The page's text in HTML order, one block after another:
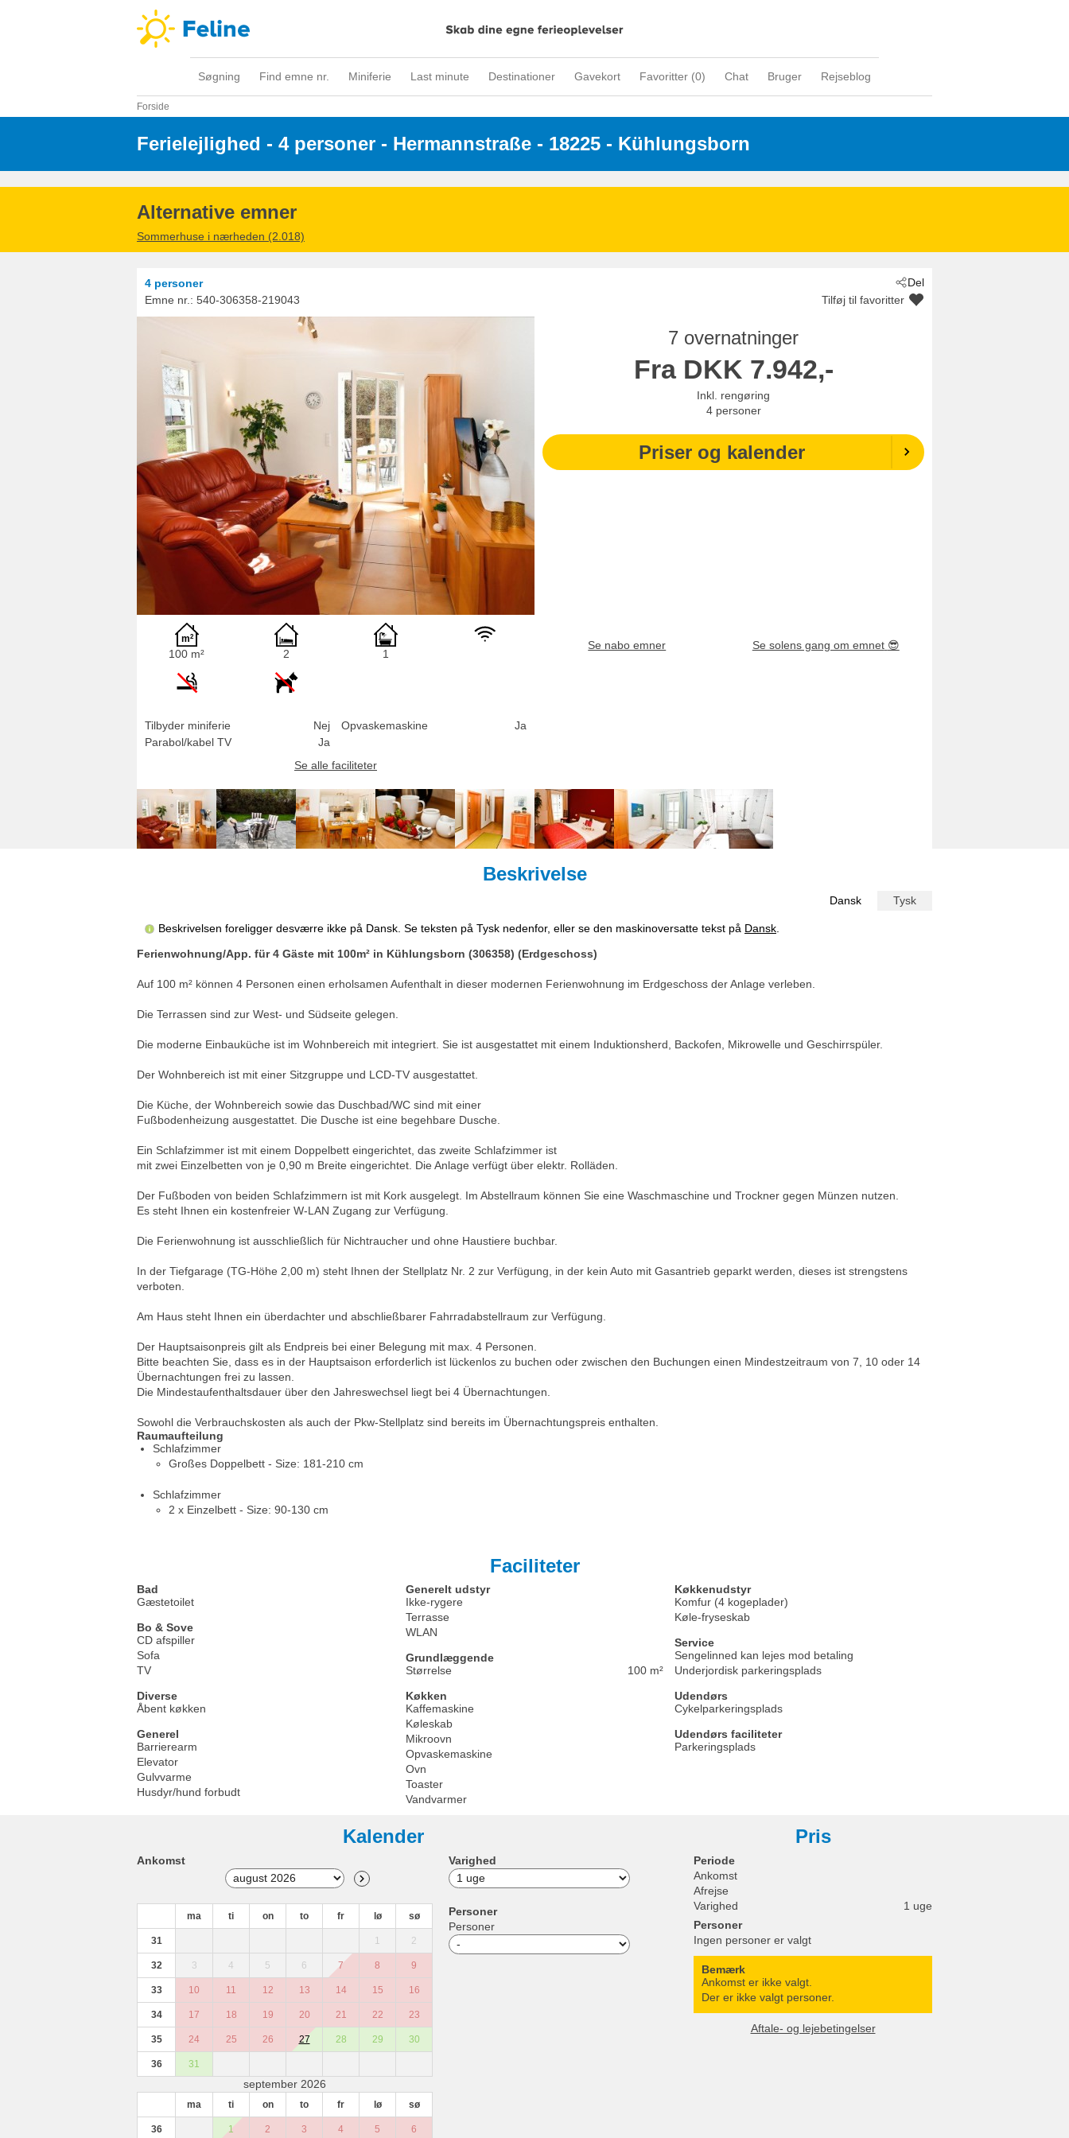
Søgning Find emne nr. Miniferie Last minute Destinationer Gavekort Favoritter (0) Chat Bruger Rejseblog
Forside
Ferielejlighed - 4 personer - Hermannstraße - 18225 - Kühlungsborn
Alternative emner
Sommerhuse i nærheden (2.018)
Del
4 personer
Emne nr.: 540-306358-219043 Tilføj til favoritter
7 overnatninger
Fra DKK 7.942,-
Inkl. rengøring
4 personer
Priser og kalender
100 m² 2 1
Tilbyder miniferie
Nej
Parabol/kabel TV
Ja
Opvaskemaskine Ja
Se alle faciliteter
Se nabo emner Se solens gang om emnet 😎
Beskrivelse
Dansk Tysk
Beskrivelsen foreligger desværre ikke på Dansk. Se teksten på Tysk nedenfor, eller se den maskinoversatte tekst på Dansk
Ferienwohnung/App. für 4 Gäste mit 100m² in Kühlungsborn (306358) (Erdgeschoss)
Auf 100 m² können 4 Personen einen erholsamen Aufenthalt in dieser modernen Ferienwohnung im Erdgeschoss der Anlage verleben.
Die Terrassen sind zur West- und Südseite gelegen.
Die moderne Einbauküche ist im Wohnbereich mit integriert. Sie ist ausgestattet mit einem Induktionsherd, Backofen, Mikrowelle und Geschirrspüler.
Der Wohnbereich ist mit einer Sitzgruppe und LCD-TV ausgestattet.
Die Küche, der Wohnbereich sowie das Duschbad/WC sind mit einer
Fußbodenheizung ausgestattet. Die Dusche ist eine begehbare Dusche.
Ein Schlafzimmer ist mit einem Doppelbett eingerichtet, das zweite Schlafzimmer ist
mit zwei Einzelbetten von je 0,90 m Breite eingerichtet. Die Anlage verfügt über elektr. Rolläden.
Der Fußboden von beiden Schlafzimmern ist mit Kork ausgelegt. Im Abstellraum können Sie eine Waschmaschine und Trockner gegen Münzen nutzen.
Es steht Ihnen ein kostenfreier W-LAN Zugang zur Verfügung.
Die Ferienwohnung ist ausschließlich für Nichtraucher und ohne Haustiere buchbar.
In der Tiefgarage (TG-Höhe 2,00 m) steht Ihnen der Stellplatz Nr. 2 zur Verfügung, in der kein Auto mit Gasantrieb geparkt werden, dieses ist strengstens
verboten.
Am Haus steht Ihnen ein überdachter und abschließbarer Fahrradabstellraum zur Verfügung.
Der Hauptsaisonpreis gilt als Endpreis bei einer Belegung mit max. 4 Personen.
Bitte beachten Sie, dass es in der Hauptsaison erforderlich ist lückenlos zu buchen oder zwischen den Buchungen einen Mindestzeitraum von 7, 10 oder 14
Übernachtungen frei zu lassen.
Die Mindestaufenthaltsdauer über den Jahreswechsel liegt bei 4 Übernachtungen.
Sowohl die Verbrauchskosten als auch der Pkw-Stellplatz sind bereits im Übernachtungspreis enthalten.
Raumaufteilung
Schlafzimmer
Großes Doppelbett - Size: 181-210 cm
Schlafzimmer
2 x Einzelbett - Size: 90-130 cm
Faciliteter
Bad
Gæstetoilet
Bo & Sove
CD afspiller
Sofa
TV
Diverse
Åbent køkken
Generel
Barrierearm
Elevator
Gulvvarme
Husdyr/hund forbudt
Generelt udstyr
Ikke-rygere
Terrasse
WLAN
Grundlæggende
Størrelse
100 m²
Køkken
Kaffemaskine
Køleskab
Mikroovn
Opvaskemaskine
Ovn
Toaster
Vandvarmer
Køkkenudstyr
Komfur (4 kogeplader)
Køle-fryseskab
Service
Sengelinned kan lejes mod betaling
Underjordisk parkeringsplads
Udendørs
Cykelparkeringsplads
Udendørs faciliteter
Parkeringsplads
Kalender
Ankomst
ma ti on to fr lø sø
31 1 2
32 3 4 5 6 7 8 9
33 10 11 12 13 14 15 16
34 17 18 19 20 21 22 23
35 24 25 26 27 28 29 30
36 31
september 2026
ma ti on to fr lø sø
36 1 2 3 4 5 6
Varighed
Personer
Personer
Pris
Periode
Ankomst
Afrejse
Varighed
1 uge
Personer
Ingen personer er valgt
Bemærk
Ankomst er ikke valgt.
Der er ikke valgt personer.
Aftale- og lejebetingelser